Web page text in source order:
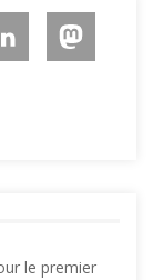
le premier